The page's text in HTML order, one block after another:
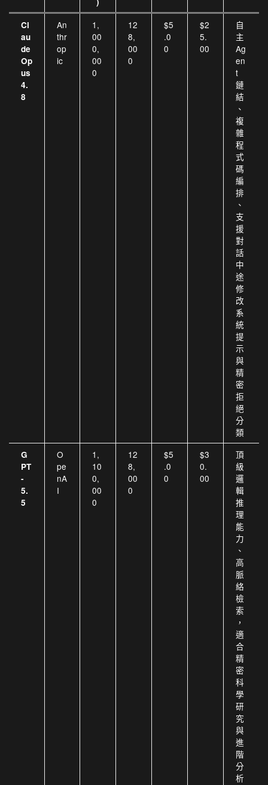
Cl
au
de
Op
us
4.
8
An
thr
op
ic
1,
00
0,
00
0
12
8,
00
0
$5
.0
0
$2
5.
00
自
主
Ag
en
t
鏈
結
、
複
雜
程
式
碼
編
排
、
支
援
對
話
中
途
修
改
系
統
提
示
與
精
密
拒
絕
分
類
G
PT
-
5.
5
O
pe
nA
I
1,
10
0,
00
0
12
8,
00
0
$5
.0
0
$3
0.
00
頂
級
邏
輯
推
理
能
力
、
高
脈
絡
檢
索
，
適
合
精
密
科
學
研
究
與
進
階
分
析